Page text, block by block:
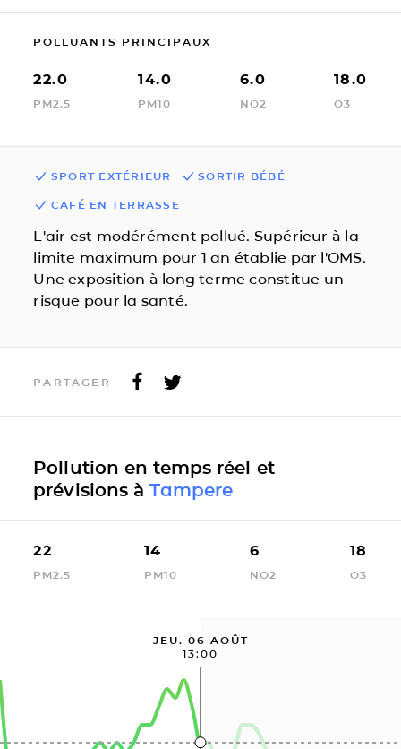
POLLUANTS PRINCIPAUX
22.0
PM2.5
14.0
PM10
6.0
NO2
18.0
O3
SPORT EXTÉRIEUR SORTIR BÉBÉ
CAFÉ EN TERRASSE
L'air est modérément pollué. Supérieur à la
limite maximum pour 1 an établie par l'OMS.
Une exposition à long terme constitue un
risque pour la santé.
PARTAGER
Pollution en temps réel et
prévisions à Tampere
22
PM2.5
14
PM10
6
NO2
18
O3
JEU. 06 AOÛT
13:00